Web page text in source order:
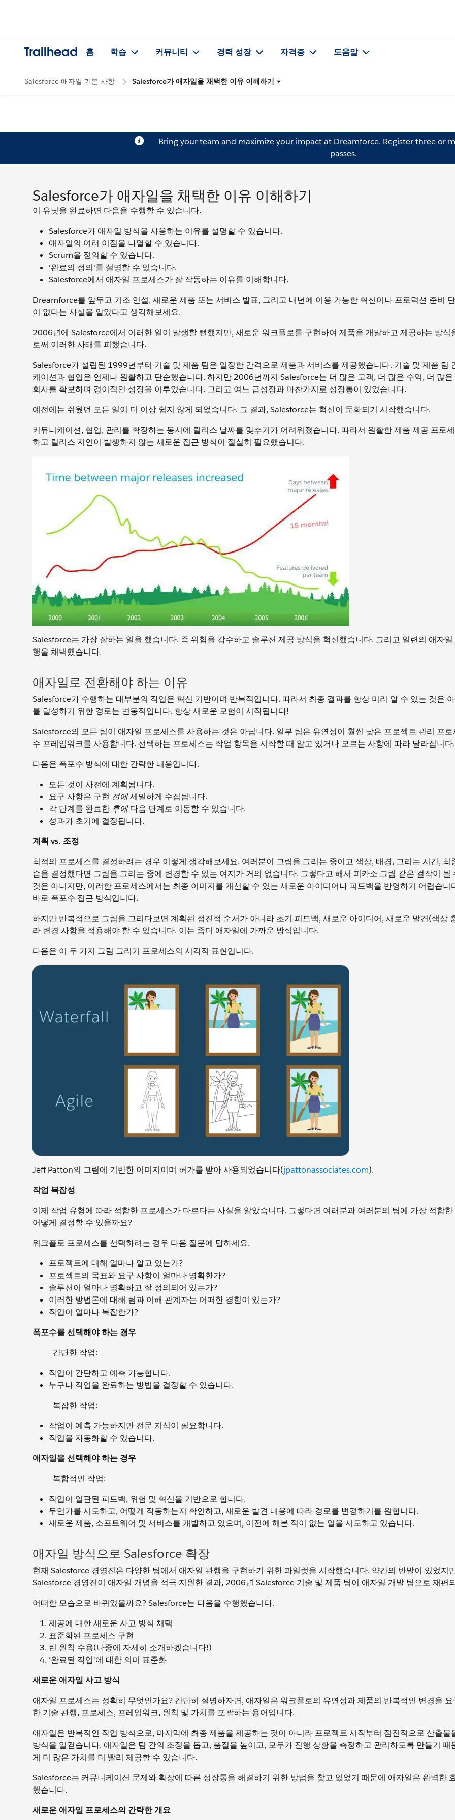
Trailhead 홈 학습 커뮤니티 경력 성장 자격증 도움말
Salesforce 애자일 기본 사항 Salesforce가 애자일을 채택한 이유 이해하기
Bring your team and maximize your impact at Dreamforce. Registerthree or
passes.
Salesforce가 애자일을 채택한 이유 이해하기
이 유닛을 완료하면 다음을 수행할 수 있습니다.
Salesforce가 애자일 방식을 사용하는 이유를 설명할 수 있습니다.
애자일의 여러 이점을 나열할 수 있습니다.
Scrum을 정의할 수 있습니다.
'완료의 정의'를 설명할 수 있습니다.
Salesforce에서 애자일 프로세스가 잘 작동하는 이유를 이해합니다.
Dreamforce를 앞두고 기조 연설, 새로운 제품 또는 서비스 발표, 그리고 내년에 이용 가능한 혁신이나 프로덕션 준비
이 없다는 사실을 알았다고 생각해보세요.
2006년에 Salesforce에서 이러한 일이 발생할 뻔했지만, 새로운 워크플로를 구현하여 제품을 개발하고 제공하는 방식
로써 이러한 사태를 피했습니다.
Salesforce가 설립된 1999년부터 기술 및 제품 팀은 일정한 간격으로 제품과 서비스를 제공했습니다. 기술 및 제품 팀
케이션과 협업은 언제나 원활하고 단순했습니다. 하지만 2006년까지 Salesforce는 더 많은 고객, 더 많은 수익, 더 많은
회사를 확보하며 경이적인 성장을 이루었습니다. 그리고 여느 급성장과 마찬가지로 성장통이 있었습니다.
예전에는 쉬웠던 모든 일이 더 이상 쉽지 않게 되었습니다. 그 결과, Salesforce는 혁신이 둔화되기 시작했습니다.
커뮤니케이션, 협업, 관리를 확장하는 동시에 릴리스 날짜를 맞추기가 어려워졌습니다. 따라서 원활한 제품 제공 프로
하고 릴리스 지연이 발생하지 않는 새로운 접근 방식이 절실히 필요했습니다.
Salesforce는 가장 잘하는 일을 했습니다. 즉 위험을 감수하고 솔루션 제공 방식을 혁신했습니다. 그리고 일련의 애자
행을 채택했습니다.
애자일로 전환해야 하는 이유
Salesforce가 수행하는 대부분의 작업은 혁신 기반이며 반복적입니다. 따라서 최종 결과를 항상 미리 알 수 있는 것은
를 달성하기 위한 경로는 변동적입니다. 항상 새로운 모험이 시작됩니다!
Salesforce의 모든 팀이 애자일 프로세스를 사용하는 것은 아닙니다. 일부 팀은 유연성이 훨씬 낮은 프로젝트 관리 프
수 프레임워크를 사용합니다. 선택하는 프로세스는 작업 항목을 시작할 때 알고 있거나 모르는 사항에 따라 달라집니다.
다음은 폭포수 방식에 대한 간략한 내용입니다.
모든 것이 사전에 계획됩니다.
요구 사항은 구현 전에세밀하게 수집됩니다.
각 단계를 완료한 후에다음 단계로 이동할 수 있습니다.
성과가 초기에 결정됩니다.
계획 vs. 조정
최적의 프로세스를 결정하려는 경우 이렇게 생각해보세요. 여러분이 그림을 그리는 중이고 색상, 배경, 그리는 시간, 최
습을 결정했다면 그림을 그리는 중에 변경할 수 있는 여지가 거의 없습니다. 그렇다고 해서 피카소 그림 같은 걸작이 될
것은 아니지만, 이러한 프로세스에서는 최종 이미지를 개선할 수 있는 새로운 아이디어나 피드백을 반영하기 어렵습니
바로 폭포수 접근 방식입니다.
하지만 반복적으로 그림을 그리다보면 계획된 점진적 순서가 아니라 초기 피드백, 새로운 아이디어, 새로운 발견(색상
라 변경 사항을 적용해야 할 수 있습니다. 이는 좀더 애자일에 가까운 방식입니다.
다음은 이 두 가지 그림 그리기 프로세스의 시각적 표현입니다.
Jeff Patton의 그림에 기반한 이미지이며 허가를 받아 사용되었습니다(jpattonassociates.com).
작업 복잡성
이제 작업 유형에 따라 적합한 프로세스가 다르다는 사실을 알았습니다. 그렇다면 여러분과 여러분의 팀에 가장 적합
어떻게 결정할 수 있을까요?
워크플로 프로세스를 선택하려는 경우 다음 질문에 답하세요.
프로젝트에 대해 얼마나 알고 있는가?
프로젝트의 목표와 요구 사항이 얼마나 명확한가?
솔루션이 얼마나 명확하고 잘 정의되어 있는가?
이러한 방법론에 대해 팀과 이해 관계자는 어떠한 경험이 있는가?
작업이 얼마나 복잡한가?
폭포수를 선택해야 하는 경우
간단한 작업:
작업이 간단하고 예측 가능합니다.
누구나 작업을 완료하는 방법을 결정할 수 있습니다.
복잡한 작업:
작업이 예측 가능하지만 전문 지식이 필요합니다.
작업을 자동화할 수 있습니다.
애자일을 선택해야 하는 경우
복합적인 작업:
작업이 일관된 피드백, 위험 및 혁신을 기반으로 합니다.
무언가를 시도하고, 어떻게 작동하는지 확인하고, 새로운 발견 내용에 따라 경로를 변경하기를 원합니다.
새로운 제품, 소프트웨어 및 서비스를 개발하고 있으며, 이전에 해본 적이 없는 일을 시도하고 있습니다.
애자일 방식으로 Salesforce 확장
현재 Salesforce 경영진은 다양한 팀에서 애자일 관행을 구현하기 위한 파일럿을 시작했습니다. 약간의 반발이 있었지
Salesforce 경영진이 애자일 개념을 적극 지원한 결과, 2006년 Salesforce 기술 및 제품 팀이 애자일 개발 팀으로 재편
어떠한 모습으로 바뀌었을까요? Salesforce는 다음을 수행했습니다.
제공에 대한 새로운 사고 방식 채택
표준화된 프로세스 구현
린 원칙 수용(나중에 자세히 소개하겠습니다!)
'완료된 작업'에 대한 의미 표준화
새로운 애자일 사고 방식
애자일 프로세스는 정확히 무엇인가요? 간단히 설명하자면, 애자일은 워크플로의 유연성과 제품의 반복적인 변경을
한 기술 관행, 프로세스, 프레임워크, 원칙 및 가치를 포괄하는 용어입니다.
애자일은 반복적인 작업 방식으로, 마지막에 최종 제품을 제공하는 것이 아니라 프로젝트 시작부터 점진적으로 산출물
방식을 일컫습니다. 애자일은 팀 간의 조정을 돕고, 품질을 높이고, 모두가 진행 상황을 측정하고 관리하도록 만들기 때
게 더 많은 가치를 더 빨리 제공할 수 있습니다.
Salesforce는 커뮤니케이션 문제와 확장에 따른 성장통을 해결하기 위한 방법을 찾고 있었기 때문에 애자일은 완벽한
했습니다.
새로운 애자일 프로세스의 간략한 개요